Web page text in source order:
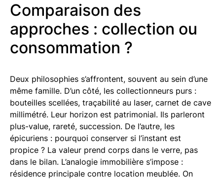
Comparaison des
approches : collection ou
consommation ?
Deux philosophies s’affrontent, souvent au sein d’une
même famille. D’un côté, les collectionneurs purs :
bouteilles scellées, traçabilité au laser, carnet de cave
millimétré. Leur horizon est patrimonial. Ils parleront
plus-value, rareté, succession. De l’autre, les
épicuriens : pourquoi conserver si l’instant est
propice ? La valeur prend corps dans le verre, pas
dans le bilan. L’analogie immobilière s’impose :
résidence principale contre location meublée. On